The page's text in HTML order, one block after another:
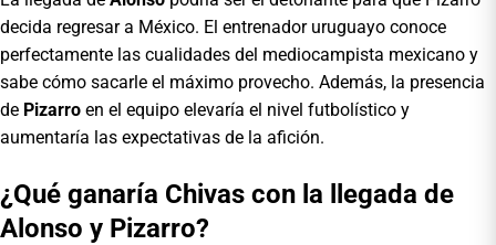
decida regresar a México. El entrenador uruguayo conoce
perfectamente las cualidades del mediocampista mexicano y
sabe cómo sacarle el máximo provecho. Además, la presencia
de Pizarro en el equipo elevaría el nivel futbolístico y
aumentaría las expectativas de la afición.
¿Qué ganaría Chivas con la llegada de
Alonso y Pizarro?